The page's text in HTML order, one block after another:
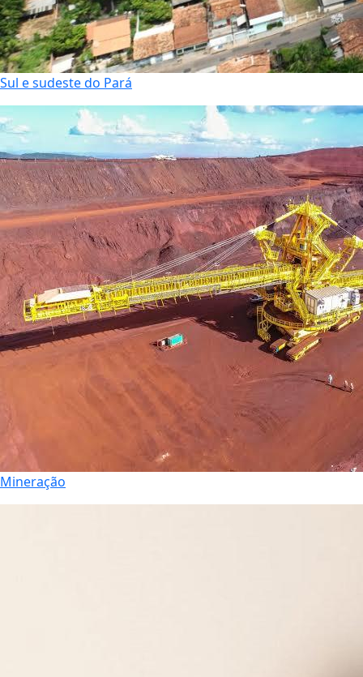
Sul e sudeste do Pará
Mineração